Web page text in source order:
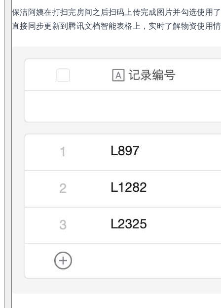
保洁阿姨在打扫完房间之后扫码上传完成图片并勾选使用
直接同步更新到腾讯文档智能表格上，实时了解物资使用